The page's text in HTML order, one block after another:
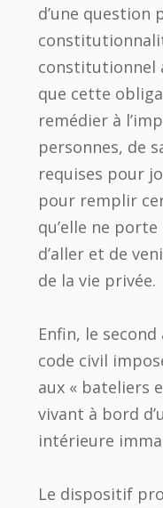
d’une question
constitutionnel
que cette
remédier à
personnes, de
requises pour
pour remplir
qu’elle ne
d’aller et de
de la vie privée.
Enfin, le second
code civil
aux « bateliers
vivant à bord
intérieure
Le dispositif